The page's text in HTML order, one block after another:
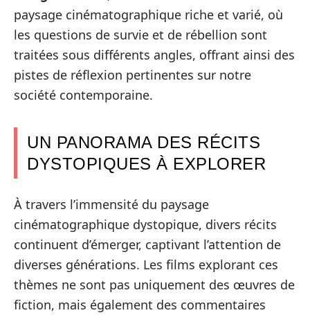
paysage cinématographique riche et varié, où
les questions de survie et de rébellion sont
traitées sous différents angles, offrant ainsi des
pistes de réflexion pertinentes sur notre
société contemporaine.
UN PANORAMA DES RÉCITS
DYSTOPIQUES À EXPLORER
À travers l’immensité du paysage
cinématographique dystopique, divers récits
continuent d’émerger, captivant l’attention de
diverses générations. Les films explorant ces
thèmes ne sont pas uniquement des œuvres de
fiction, mais également des commentaires